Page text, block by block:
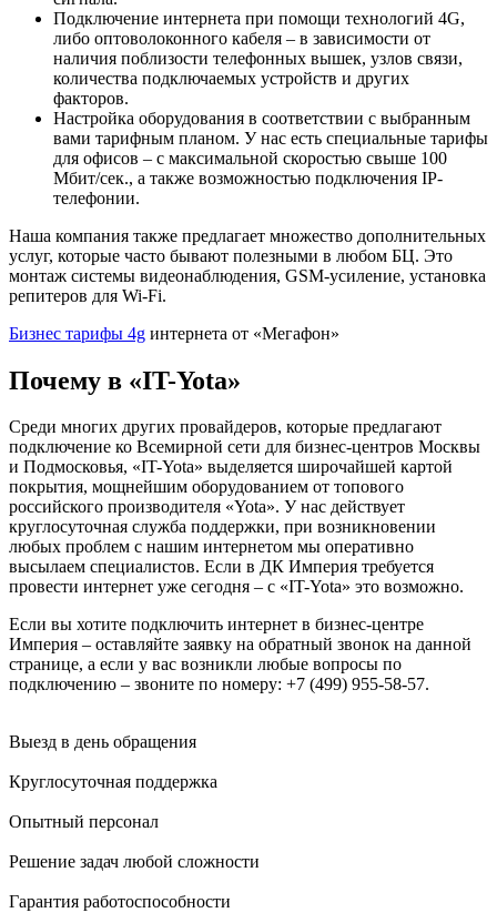
Подключение интернета при помощи технологий 4G,
либо оптоволоконного кабеля – в зависимости от
наличия поблизости телефонных вышек, узлов связи,
количества подключаемых устройств и других
факторов.
Настройка оборудования в соответствии с выбранным
вами тарифным планом. У нас есть специальные тарифы
для офисов – с максимальной скоростью свыше 100
Мбит/сек., а также возможностью подключения IP-
телефонии.
Наша компания также предлагает множество дополнительных
услуг, которые часто бывают полезными в любом БЦ. Это
монтаж системы видеонаблюдения, GSM-усиление, установка
репитеров для Wi-Fi.
Бизнес тарифы 4g интернета от «Мегафон»
Почему в «IT-Yota»
Среди многих других провайдеров, которые предлагают
подключение ко Всемирной сети для бизнес-центров Москвы
и Подмосковья, «IT-Yota» выделяется широчайшей картой
покрытия, мощнейшим оборудованием от топового
российского производителя «Yota». У нас действует
круглосуточная служба поддержки, при возникновении
любых проблем с нашим интернетом мы оперативно
высылаем специалистов. Если в ДК Империя требуется
провести интернет уже сегодня – с «IT-Yota» это возможно.
Если вы хотите подключить интернет в бизнес-центре
Империя – оставляйте заявку на обратный звонок на данной
странице, а если у вас возникли любые вопросы по
подключению – звоните по номеру: +7 (499) 955-58-57.
Выезд в день обращения
Круглосуточная поддержка
Опытный персонал
Решение задач любой сложности
Гарантия работоспособности